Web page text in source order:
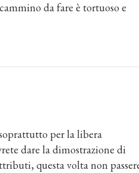
da fare è tortuoso e
per la libera
dare la dimostrazione di
questa volta non